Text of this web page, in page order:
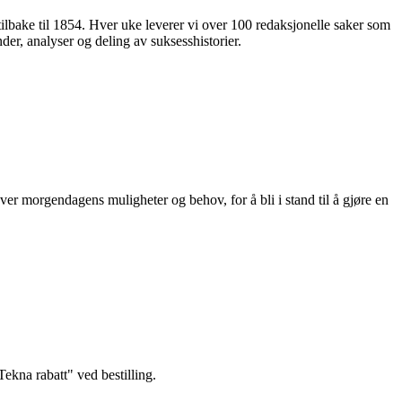
til 1854. Hver uke leverer vi over 100 redaksjonelle saker som
analyser og deling av suksesshistorier.
morgendagens muligheter og behov, for å bli i stand til å gjøre en
rabatt" ved bestilling.